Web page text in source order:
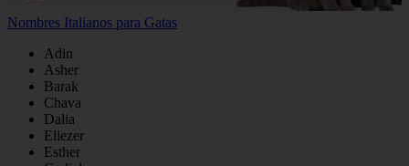
Nombres Italianos para Gatas
Adin
Asher
Barak
Chava
Dalia
Eliezer
Esther